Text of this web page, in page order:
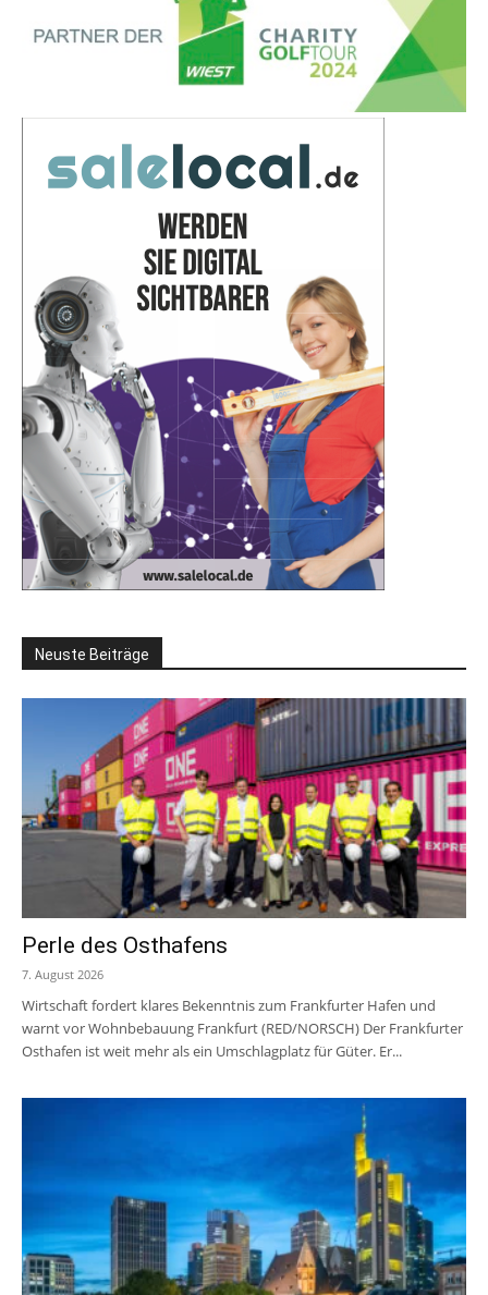
Neuste Beiträge
Perle des Osthafens
7. August 2026
Wirtschaft fordert klares Bekenntnis zum Frankfurter Hafen und
warnt vor Wohnbebauung Frankfurt (RED/NORSCH) Der Frankfurter
Osthafen ist weit mehr als ein Umschlagplatz für Güter. Er...